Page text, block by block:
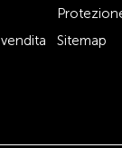
Sitemap